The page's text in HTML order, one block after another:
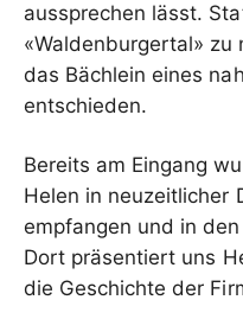
aussprechen lässt.
«Waldenburgertal»
das Bächlein eines
entschieden.
Bereits am Eingang
Helen in neuzeitlicher
empfangen und in
Dort präsentiert uns
die Geschichte der